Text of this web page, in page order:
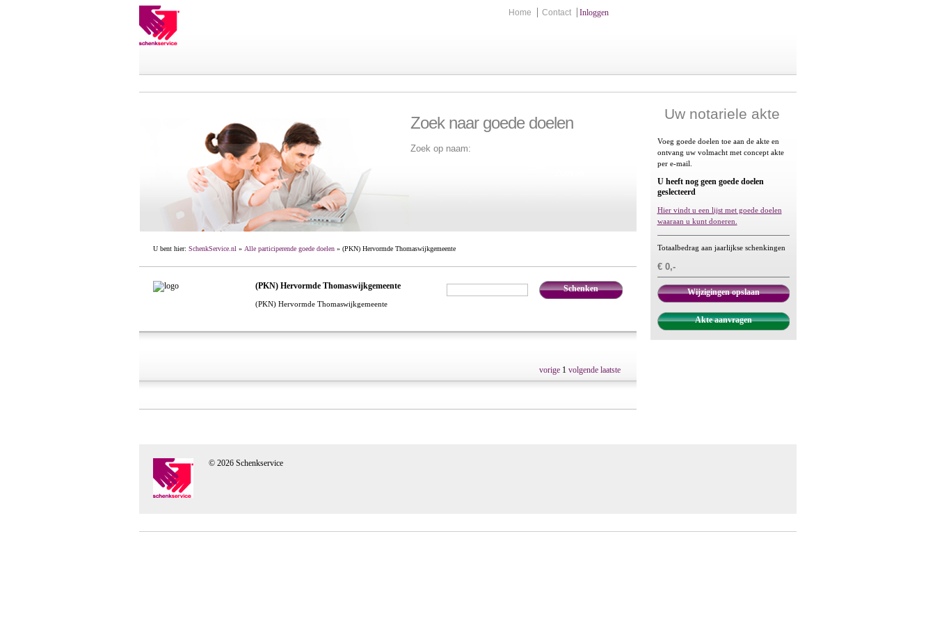
Home Contact Inloggen
Zoek naar goede doelen
Zoek op naam:
U bent hier: SchenkService.nl » Alle participerende goede doelen» (PKN) Hervormde Thomaswijkgemeente
Schenken
(PKN) Hervormde Thomaswijkgemeente
(PKN) Hervormde Thomaswijkgemeente
vorige 1 volgende laatste
Uw notariele akte
Voeg goede doelen toe aan de akte en
ontvang uw volmacht met concept akte
per e-mail.
U heeft nog geen goede doelen
geslecteerd
Hier vindt u een lijst met goede doelen
waaraan u kunt doneren.
Totaalbedrag aan jaarlijkse schenkingen
€ 0,-
Wijzigingen opslaan
Akte aanvragen
© 2026 Schenkservice